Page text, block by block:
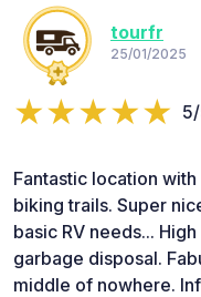
tourfr
25/01/2025
Fantastic location
biking trails. Super
basic RV needs...
garbage disposal.
middle of nowhere.